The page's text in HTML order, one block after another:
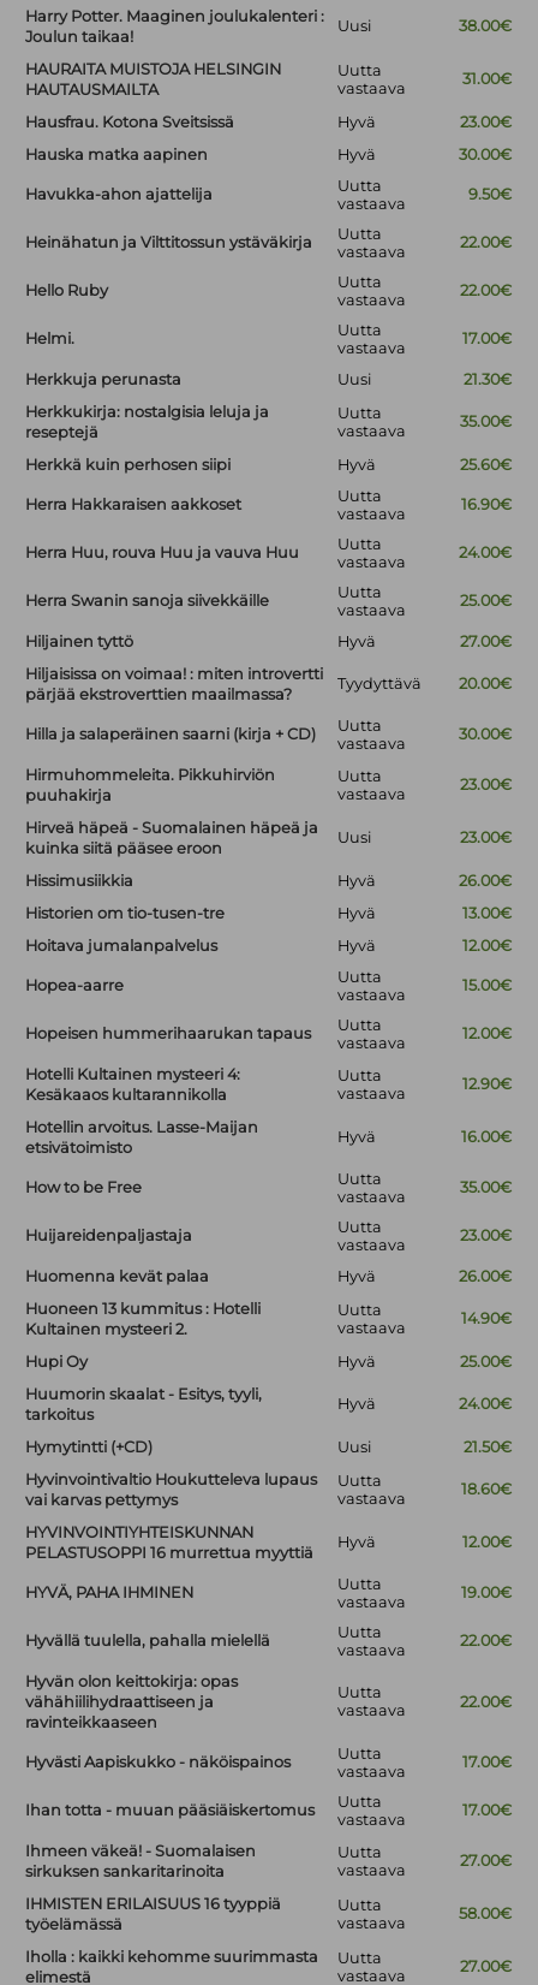
Harry Potter. Maaginen joulukalenteri :
Joulun taikaa!
Uusi 38.00€
HAURAITA MUISTOJA HELSINGIN
HAUTAUSMAILTA
Uutta
vastaava
31.00€
Hausfrau. Kotona Sveitsissä Hyvä
23.00€
Hauska matka aapinen
Hyvä 30.00€
Havukka-ahon ajattelija
Uutta
vastaava
9.50€
Heinähatun ja Vilttitossun ystäväkirja
Uutta
vastaava
22.00€
Hello Ruby
Uutta
vastaava
22.00€
Helmi.
Uutta
vastaava
17.00€
Herkkuja perunasta Uusi
21.30€
Herkkukirja: nostalgisia leluja ja
reseptejä
Uutta
vastaava
35.00€
Herkkä kuin perhosen siipi Hyvä 25.60€
Herra Hakkaraisen aakkoset
Uutta
vastaava
16.90€
Herra Huu, rouva Huu ja vauva Huu
Uutta
vastaava
24.00€
Herra Swanin sanoja siivekkäille
Uutta
vastaava
25.00€
Hiljainen tyttö Hyvä
27.00€
Hiljaisissa on voimaa! : miten introvertti
pärjää ekstroverttien maailmassa?
Tyydyttävä 20.00€
Hilla ja salaperäinen saarni (kirja + CD)
Uutta
vastaava
30.00€
Hirmuhommeleita. Pikkuhirviön
puuhakirja
Uutta
vastaava
23.00€
Hirveä häpeä - Suomalainen häpeä ja
kuinka siitä pääsee eroon
Uusi 23.00€
Hissimusiikkia Hyvä
26.00€
Historien om tio-tusen-tre
Hyvä
13.00€
Hoitava jumalanpalvelus
Hyvä 12.00€
Hopea-aarre
Uutta
vastaava
15.00€
Hopeisen hummerihaarukan tapaus
Uutta
vastaava
12.00€
Hotelli Kultainen mysteeri 4:
Kesäkaaos kultarannikolla
Uutta
vastaava
12.90€
Hotellin arvoitus. Lasse-Maijan
etsivätoimisto
Hyvä 16.00€
How to be Free
Uutta
vastaava
35.00€
Huijareidenpaljastaja
Uutta
vastaava
23.00€
Huomenna kevät palaa Hyvä
26.00€
Huoneen 13 kummitus : Hotelli
Kultainen mysteeri 2.
Uutta
vastaava
14.90€
Hupi Oy Hyvä
25.00€
Huumorin skaalat - Esitys, tyyli,
tarkoitus
Hyvä 24.00€
Hymytintti (+CD) Uusi
21.50€
Hyvinvointivaltio Houkutteleva lupaus
vai karvas pettymys
Uutta
vastaava
18.60€
HYVINVOINTIYHTEISKUNNAN
PELASTUSOPPI 16 murrettua myyttiä
Hyvä 12.00€
HYVÄ, PAHA IHMINEN
Uutta
vastaava
19.00€
Hyvällä tuulella, pahalla mielellä
Uutta
vastaava
22.00€
Hyvän olon keittokirja: opas
vähähiilihydraattiseen ja
ravinteikkaaseen
Uutta
vastaava
22.00€
Hyvästi Aapiskukko - näköispainos
Uutta
vastaava
17.00€
Ihan totta - muuan pääsiäiskertomus
Uutta
vastaava
17.00€
Ihmeen väkeä! - Suomalaisen
sirkuksen sankaritarinoita
Uutta
vastaava
27.00€
IHMISTEN ERILAISUUS 16 tyyppiä
työelämässä
Uutta
vastaava
58.00€
Iholla : kaikki kehomme suurimmasta
elimestä
Uutta
vastaava
27.00€